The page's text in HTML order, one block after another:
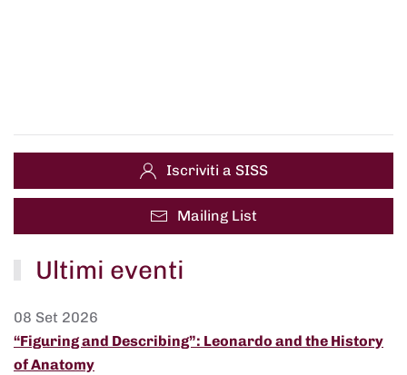
Iscriviti a SISS
Mailing List
Ultimi eventi
08 Set 2026
“Figuring and Describing”: Leonardo and the History
of Anatomy